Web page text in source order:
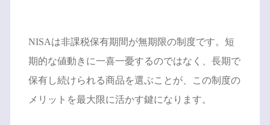
NISAは非課税保有期間が無期限の制度です。短
期的な値動きに一喜一憂するのではなく、長期で
保有し続けられる商品を選ぶことが、この制度の
メリットを最大限に活かす鍵になります。